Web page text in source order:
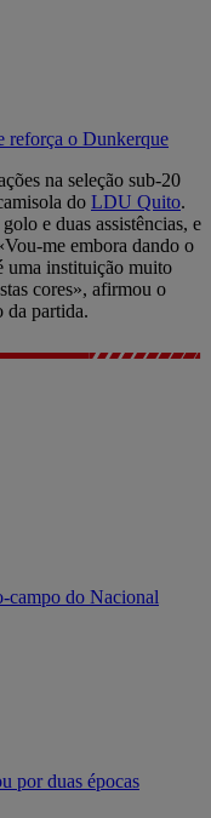
reforça o Dunkerque
na seleção sub-20
do LDU Quito.
e duas assistências, e
me embora dando o
uma instituição muito
cores», afirmou o
da partida.
campo do Nacional
por duas épocas